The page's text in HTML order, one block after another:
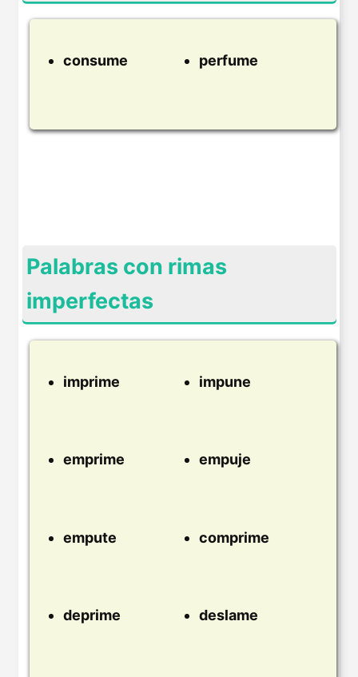
consume perfume
Palabras con rimas
imperfectas
imprime impune
emprime empuje
empute comprime
deprime deslame